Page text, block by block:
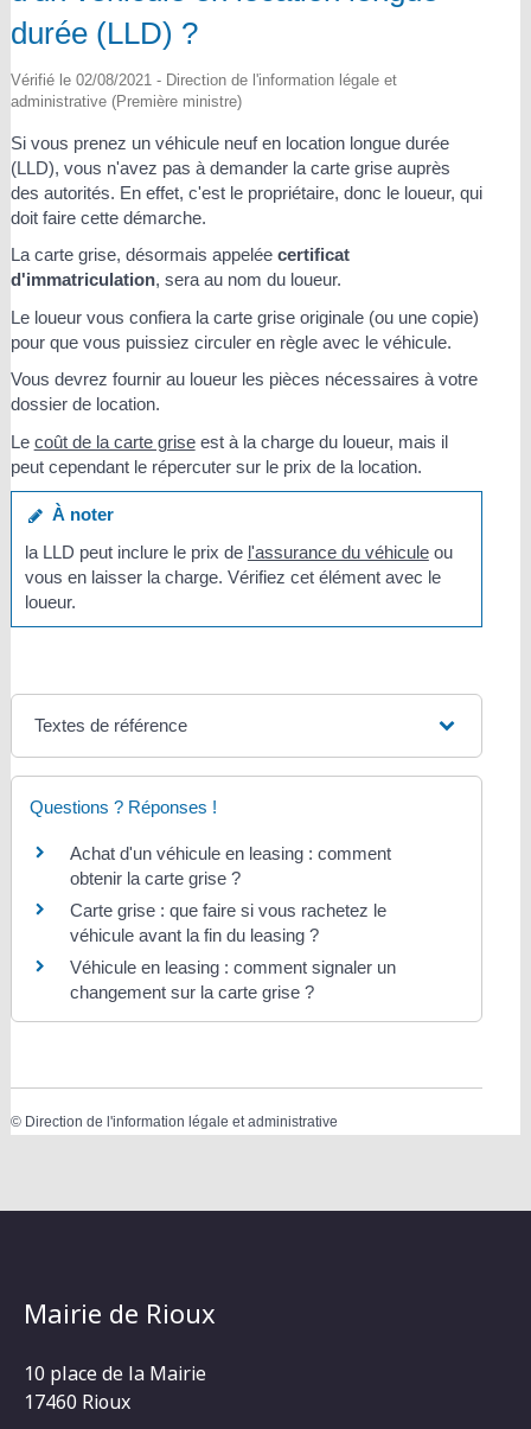
durée (LLD) ?
Vérifié le 02/08/2021 - Direction de l'information légale et
administrative (Première ministre)
Si vous prenez un véhicule neuf en location longue durée
(LLD), vous n'avez pas à demander la carte grise auprès
des autorités. En effet, c'est le propriétaire, donc le loueur, qui
doit faire cette démarche.
La carte grise, désormais appelée certificat
d'immatriculation, sera au nom du loueur.
Le loueur vous confiera la carte grise originale (ou une copie)
pour que vous puissiez circuler en règle avec le véhicule.
Vous devrez fournir au loueur les pièces nécessaires à votre
dossier de location.
Le coût de la carte griseest à la charge du loueur, mais il
peut cependant le répercuter sur le prix de la location.
À noter
la LLD peut inclure le prix de l'assurance du véhiculeou
vous en laisser la charge. Vérifiez cet élément avec le
loueur.
Textes de référence
Questions ? Réponses !
Achat d'un véhicule en leasing : comment
obtenir la carte grise ?
Carte grise : que faire si vous rachetez le
véhicule avant la fin du leasing ?
Véhicule en leasing : comment signaler un
changement sur la carte grise ?
© Direction de l'information légale et administrative
Mairie de Rioux
10 place de la Mairie
17460 Rioux